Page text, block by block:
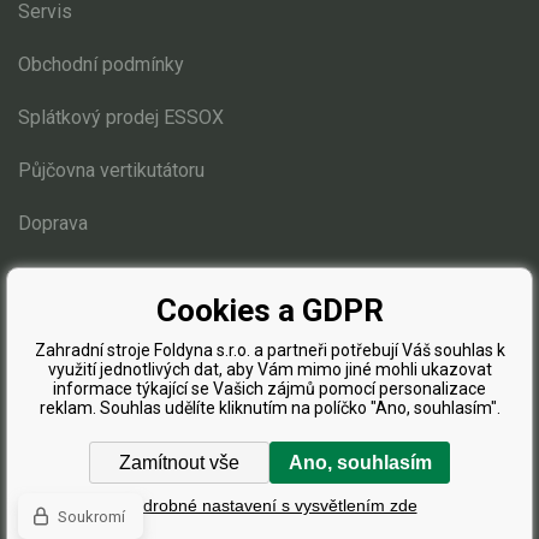
Elektrické čtyřkolky
Náhradní díly
Náhradní díly pro motorové pily
Zahradní traktory
Servis
Obchodní podmínky
Splátkový prodej ESSOX
Půjčovna vertikutátoru
Doprava
Blog
Tvorba a pronájem eshopůBINARGON.cz
Cookies a GDPR
Zahradní stroje Foldyna s.r.o. a partneři potřebují Váš souhlas k
využití jednotlivých dat, aby Vám mimo jiné mohli ukazovat
informace týkající se Vašich zájmů pomocí personalizace
reklam. Souhlas udělíte kliknutím na políčko "Ano, souhlasím".
Zamítnout vše Ano, souhlasím
Podrobné nastavení s vysvětlením zde
Soukromí